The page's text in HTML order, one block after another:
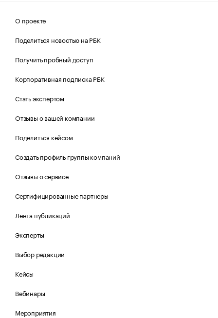
О проекте
Поделиться новостью на РБК
Получить пробный доступ
Корпоративная подписка РБК
Стать экспертом
Отзывы о вашей компании
Поделиться кейсом
Создать профиль группы компаний
Отзывы о сервисе
Сертифицированные партнеры
Лента публикаций
Эксперты
Выбор редакции
Кейсы
Вебинары
Мероприятия